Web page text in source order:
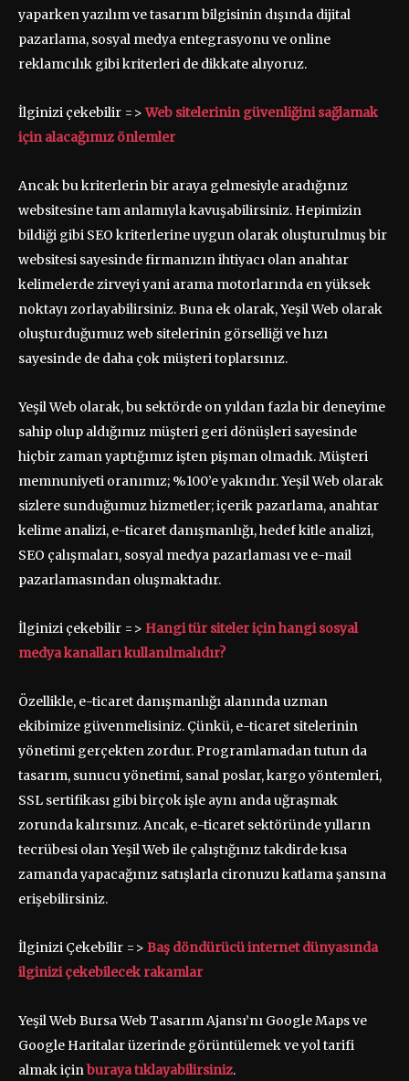
yaparken yazılım ve tasarım bilgisinin dışında dijital
pazarlama, sosyal medya entegrasyonu ve online
reklamcılık gibi kriterleri de dikkate alıyoruz.
İlginizi çekebilir =>Web sitelerinin güvenliğini sağlamak
için alacağımız önlemler
Ancak bu kriterlerin bir araya gelmesiyle aradığınız
websitesine tam anlamıyla kavuşabilirsiniz. Hepimizin
bildiği gibi SEO kriterlerine uygun olarak oluşturulmuş bir
websitesi sayesinde firmanızın ihtiyacı olan anahtar
kelimelerde zirveyi yani arama motorlarında en yüksek
noktayı zorlayabilirsiniz. Buna ek olarak, Yeşil Web olarak
oluşturduğumuz web sitelerinin görselliği ve hızı
sayesinde de daha çok müşteri toplarsınız.
Yeşil Web olarak, bu sektörde on yıldan fazla bir deneyime
sahip olup aldığımız müşteri geri dönüşleri sayesinde
hiçbir zaman yaptığımız işten pişman olmadık. Müşteri
memnuniyeti oranımız; %100’e yakındır. Yeşil Web olarak
sizlere sunduğumuz hizmetler; içerik pazarlama, anahtar
kelime analizi, e-ticaret danışmanlığı, hedef kitle analizi,
SEO çalışmaları, sosyal medya pazarlaması ve e-mail
pazarlamasından oluşmaktadır.
İlginizi çekebilir => Hangi tür siteler için hangi sosyal
medya kanalları kullanılmalıdır?
Özellikle, e-ticaret danışmanlığı alanında uzman
ekibimize güvenmelisiniz. Çünkü, e-ticaret sitelerinin
yönetimi gerçekten zordur. Programlamadan tutun da
tasarım, sunucu yönetimi, sanal poslar, kargo yöntemleri,
SSL sertifikası gibi birçok işle aynı anda uğraşmak
zorunda kalırsınız. Ancak, e-ticaret sektöründe yılların
tecrübesi olan Yeşil Web ile çalıştığınız takdirde kısa
zamanda yapacağınız satışlarla cironuzu katlama şansına
erişebilirsiniz.
İlginizi Çekebilir => Baş döndürücü internet dünyasında
ilginizi çekebilecek rakamlar
Yeşil Web Bursa Web Tasarım Ajansı’nı Google Maps ve
Google Haritalar üzerinde görüntülemek ve yol tarifi
almak içinburaya tıklayabilirsiniz.